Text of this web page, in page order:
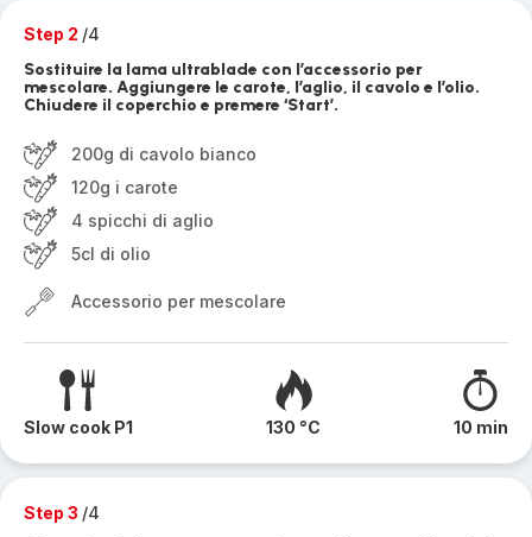
Step 2 /4
Sostituire la lama ultrablade con l’accessorio per
mescolare. Aggiungere le carote, l’aglio, il cavolo e l’olio.
Chiudere il coperchio e premere ‘Start’.
200g di cavolo bianco
120g i carote
4 spicchi di aglio
5cl di olio
Accessorio per mescolare
Slow cook P1 130 °C 10 min
Step 3 /4